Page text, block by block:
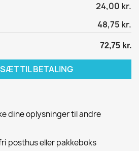
24,00 kr.
48,75 kr.
72,75 kr.
TIL BETALING
dine oplysninger til andre
posthus eller pakkeboks